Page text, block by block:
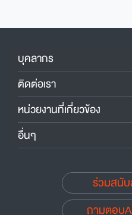
บุคลากร
ติดต่อเรา
หน่วยงานที่เกี่ยวข้อง
อื่นๆ
ร่วมสนั
ถามตอบ